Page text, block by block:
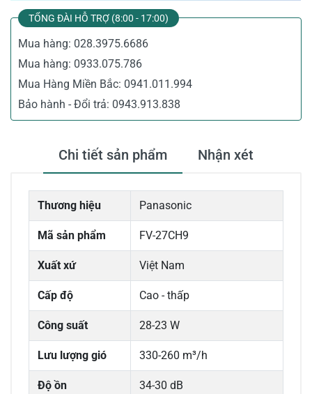
TỔNG ĐÀI HỖ TRỢ (8:00 - 17:00)
Mua hàng: 028.3975.6686
Mua hàng: 0933.075.786
Mua Hàng Miền Bắc: 0941.011.994
Bảo hành - Đổi trả: 0943.913.838
Chi tiết sản phẩm Nhận xét
Thương hiệu Panasonic
Mã sản phẩm FV-27CH9
Xuất xứ Việt Nam
Cấp độ Cao - thấp
Công suất 28-23 W
Lưu lượng gió 330-260 m³/h
Độ ồn 34-30 dB